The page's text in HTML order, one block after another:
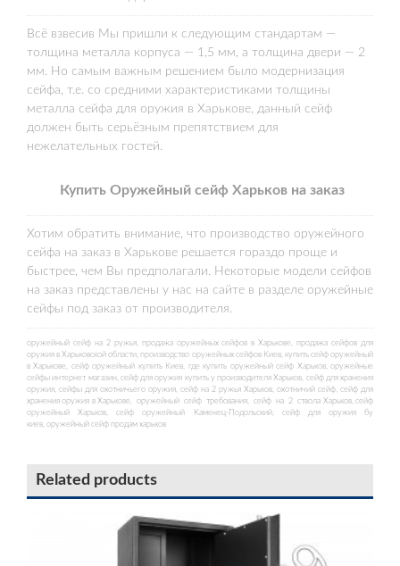
Всё взвесив Мы пришли к следующим стандартам —
толщина металла корпуса — 1,5 мм, а толщина двери — 2
мм. Но самым важным решением было модернизация
сейфа, т.е. со средними характеристиками толщины
металла сейфа для оружия в Харькове, данный сейф
должен быть серьёзным препятствием для
нежелательных гостей.
Купить Оружейный сейф Харьков на заказ
Хотим обратить внимание, что производство оружейного
сейфа на заказ в Харькове решается гораздо проще и
быстрее, чем Вы предполагали. Некоторые модели сейфов
на заказ представлены у нас на сайте в разделе оружейные
сейфы под заказ от производителя.
оружейный сейф на 2 ружья, продажа оружейных сейфов в Харькове, продажа сейфов для
оружия в Харьковской области, производство оружейных сейфов Киев, купить сейф оружейный
в Харькове, сейф оружейный купить Киев, где купить оружейный сейф Харьков, оружейные
сейфы интернет магазин, сейф для оружия купить у производителя Харьков, сейф для хранения
оружия, сейфы для охотничьего оружия, сейф на 2 ружья Харьков, охотничий сейф, сейф для
хранения оружия в Харькове, оружейный сейф требования, сейф на 2 ствола Харьков, сейф
оружейный Харьков, сейф оружейный Каменец-Подольский, сейф для оружия бу
киев, оружейный сейф продам харьков
Related products